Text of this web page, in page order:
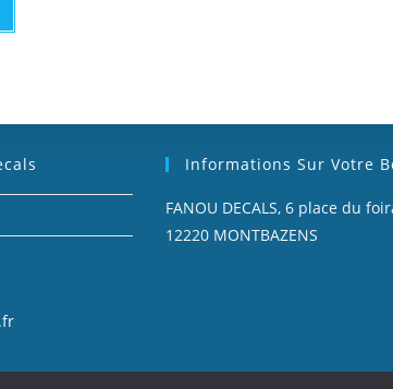
Informations Sur Votre
FANOU DECALS, 6 place du
12220 MONTBAZENS